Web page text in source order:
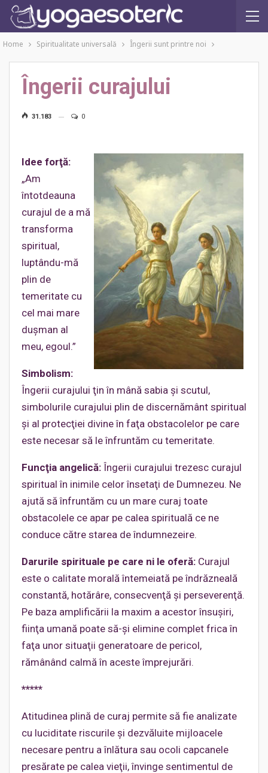
Home Spiritualitate universală Îngerii sunt printre noi
Îngerii curajului
31.183 0
Idee forţă:
„Am
întotdeauna
curajul de a mă
transforma
spiritual,
luptându-mă
plin de
temeritate cu
cel mai mare
duşman al
meu, egoul.”
Simbolism:
Îngerii curajului ţin în mână sabia şi scutul,
simbolurile curajului plin de discernământ spiritual
şi al protecţiei divine în faţa obstacolelor pe care
este necesar să le înfruntăm cu temeritate.
Funcţia angelică: Îngerii curajului trezesc curajul
spiritual în inimile celor însetaţi de Dumnezeu. Ne
ajută să înfruntăm cu un mare curaj toate
obstacolele ce apar pe calea spirituală ce ne
conduce către starea de îndumnezeire.
Darurile spirituale pe care ni le oferă: Curajul
este o calitate morală întemeiată pe îndrăzneală
constantă, hotărâre, consecvenţă şi perseverenţă.
Pe baza amplificării la maxim a acestor însuşiri,
fiinţa umană poate să-şi elimine complet frica în
faţa unor situaţii generatoare de pericol,
rămânând calmă în aceste împrejurări.
*****
Atitudinea plină de curaj permite să fie analizate
cu luciditate riscurile şi dezvăluite mijloacele
necesare pentru a înlătura sau ocoli capcanele
presărate pe calea vieţii, învinge sentimentul de